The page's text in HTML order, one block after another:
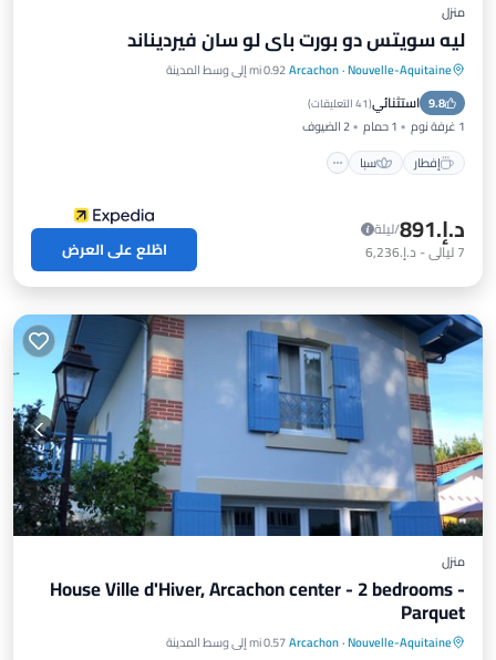
منزل
ليه سويتس دو بورت باي لو سان فيرديناند
Nouvelle-Aquitaine
·
Arcachon0.92 mi إلى وسط المدينة
9.8 استثنائي(41 التعليقات )
1 غرفة نوم 1 حمام
2 الضيوف
إفطار
سبا
إفطار سبا
إطلالة على المحيط
إطلالة
د.إ.‏891
/ليلة
7ليالي- د.إ.‏6,236 اطّلع على العرض
منزل
House Ville d'Hiver, Arcachon center - 2 bedrooms -
Parquet
Nouvelle-Aquitaine
·
Arcachon0.57 mi إلى وسط المدينة
مواجه للمحيط
موقف سيارات